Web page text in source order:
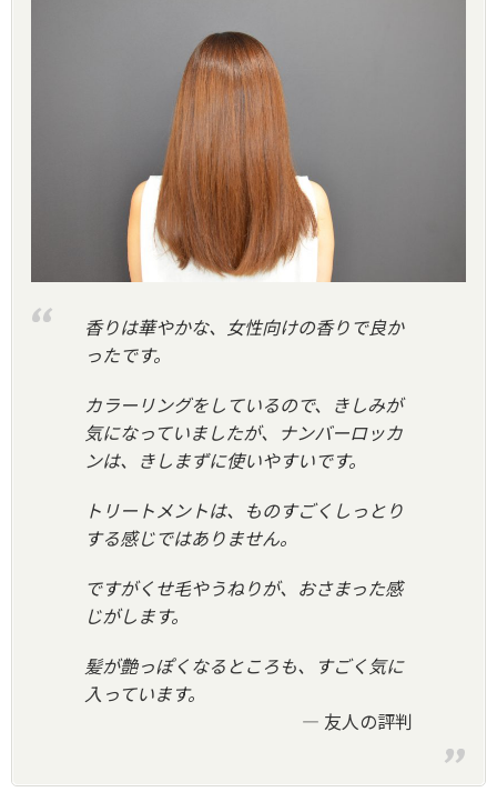
香りは華やかな、女性向けの香りで良か
ったです。
カラーリングをしているので、きしみが
気になっていましたが、ナンバーロッカ
ンは、きしまずに使いやすいです。
トリートメントは、ものすごくしっとり
する感じではありません。
ですがくせ毛やうねりが、おさまった感
じがします。
髪が艶っぽくなるところも、すごく気に
入っています。
友人の評判